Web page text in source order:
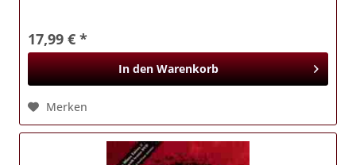
17,99 € *
In den Warenkorb
Merken